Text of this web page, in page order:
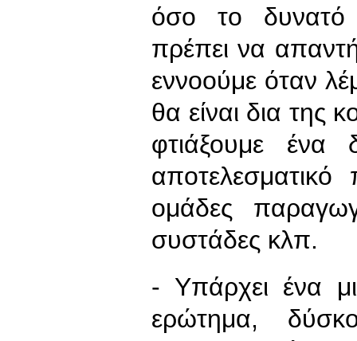
όσο το δυνατό
πρέπει να
εννοούμε όταν
θα είναι δια της
φτιάξουμε ένα
ομάδες
συστάδες κλπ.
- Υπάρχει ένα
ερώτημα,